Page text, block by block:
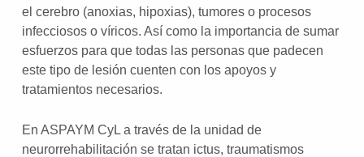
el cerebro (anoxias, hipoxias), tumores o procesos
infecciosos o víricos. Así como la importancia de sumar
esfuerzos para que todas las personas que padecen
este tipo de lesión cuenten con los apoyos y
tratamientos necesarios.
En ASPAYM CyL a través de la unidad de
neurorrehabilitación se tratan ictus, traumatismos